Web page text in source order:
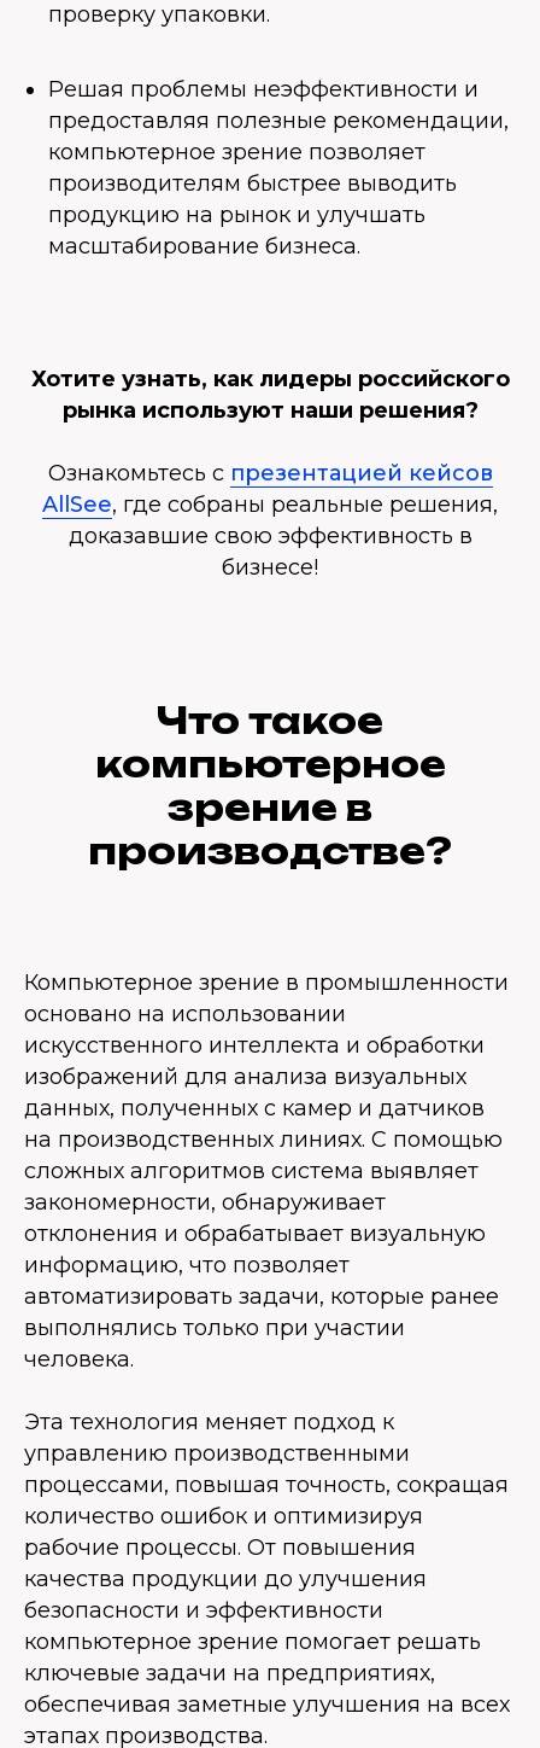
проверку упаковки.
Решая проблемы неэффективности и
предоставляя полезные рекомендации,
компьютерное зрение позволяет
производителям быстрее выводить
продукцию на рынок и улучшать
масштабирование бизнеса.
Хотите узнать, как лидеры российского
рынка используют наши решения?
Ознакомьтесь с презентацией кейсов
AllSee, где собраны реальные решения,
доказавшие свою эффективность в
бизнесе!
Что такое
компьютерное
зрение в
производстве?
Компьютерное зрение в промышленности
основано на использовании
искусственного интеллекта и обработки
изображений для анализа визуальных
данных, полученных с камер и датчиков
на производственных линиях. С помощью
сложных алгоритмов система выявляет
закономерности, обнаруживает
отклонения и обрабатывает визуальную
информацию, что позволяет
автоматизировать задачи, которые ранее
выполнялись только при участии
человека.
Эта технология меняет подход к
управлению производственными
процессами, повышая точность, сокращая
количество ошибок и оптимизируя
рабочие процессы. От повышения
качества продукции до улучшения
безопасности и эффективности
компьютерное зрение помогает решать
ключевые задачи на предприятиях,
обеспечивая заметные улучшения на всех
этапах производства.